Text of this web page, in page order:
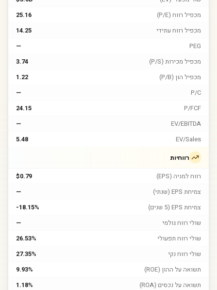
מכפיל רווח (P/E)
25.16
מכפיל רווח עתידי
14.25
PEG
—
מכפיל מכירות (P/S)
3.74
מכפיל הון (P/B)
1.22
P/C
—
P/FCF
24.15
EV/EBITDA
—
EV/Sales
5.48
רווחיות
רווח למניה (EPS)
$0.79
צמיחת EPS (שנתי)
—
צמיחת EPS (5 שנים)
-18.15%
שולי רווח גולמי
—
שולי רווח תפעולי
26.53%
שולי רווח נקי
27.35%
תשואה על ההון (ROE)
9.93%
תשואה על נכסים (ROA)
1.18%